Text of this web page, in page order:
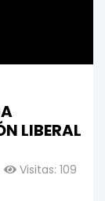
LIBERAL
Visitas: 109